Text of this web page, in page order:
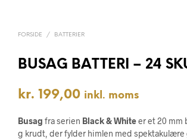
FORSIDE / BATTERIER
BUSAG BATTERI – 24
kr. 199,00 inkl. moms
Busag fra serien Black & Whiteer et 20 mm
g krudt, der fylder himlen med spektakulære